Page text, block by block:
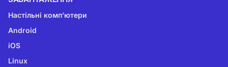
Настільні комп’ютери
Android
iOS
Linux